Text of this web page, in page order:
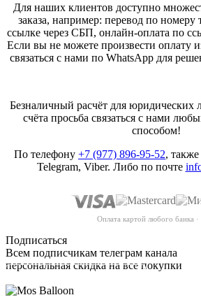
Для наших клиентов доступно
заказа, например: перевод по номеру
ссылке через СБП, онлайн-оплата по
Если вы не можете произвести оплату
связаться с нами по WhatsApp для
Безналичный расчёт для юридических
счёта просьба связаться с нами
способом!
По телефону +7 (977) 896-95-52,
Telegram, Viber. Либо по почте
Оплата картой любого банка
Подписаться
Всем подписчикам телеграм канала
персональная скидка на все покупки